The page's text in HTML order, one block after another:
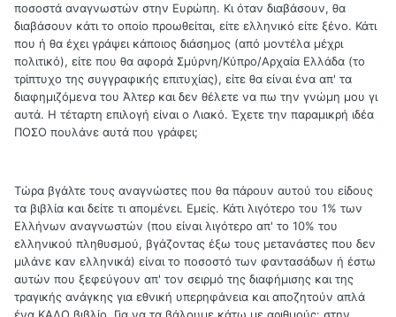
ποσοστά αναγνωστών στην Ευρώπη. Κι όταν διαβάσουν, θα
διαβάσουν κάτι το οποίο προωθείται, είτε ελληνικό είτε ξένο. Κάτι
που ή θα έχει γράψει κάποιος διάσημος (από μοντέλα μέχρι
πολιτικό), είτε που θα αφορά Σμύρνη/Κύπρο/Αρχαία Ελλάδα (το
τρίπτυχο της συγγραφικής επιτυχίας), είτε θα είναι ένα απ' τα
διαφημιζόμενα του Άλτερ και δεν θέλετε να πω την γνώμη μου γι
αυτά. Η τέταρτη επιλογή είναι ο Λιακό. Έχετε την παραμικρή ιδέα
ΠΟΣΟ πουλάνε αυτά που γράφει;
Τώρα βγάλτε τους αναγνώστες που θα πάρουν αυτού του είδους
τα βιβλία και δείτε τι απομένει. Εμείς. Κάτι λιγότερο του 1% των
Ελλήνων αναγνωστών (που είναι λιγότερο απ' το 10% του
ελληνικού πληθυσμού, βγάζοντας έξω τους μετανάστες που δεν
μιλάνε καν ελληνικά) είναι το ποσοστό των φαντασάδων ή έστω
αυτών που ξεφεύγουν απ' τον σειρμό της διαφήμισης και της
τραγικής ανάγκης για εθνική υπερηφάνεια και αποζητούν απλά